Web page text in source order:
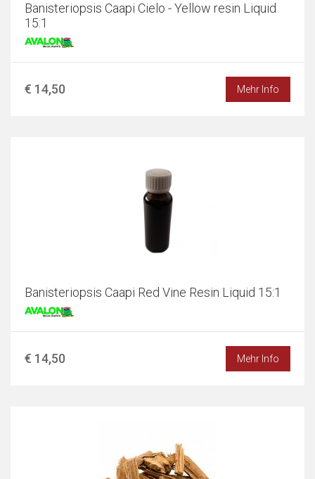
Banisteriopsis Caapi Cielo - Yellow resin Liquid
15:1
€ 14,50 Mehr Info
Banisteriopsis Caapi Red Vine Resin Liquid 15:1
€ 14,50 Mehr Info